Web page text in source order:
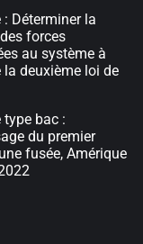
: Déterminer la
forces
au système à
la deuxième loi de
type bac :
du premier
fusée, Amérique